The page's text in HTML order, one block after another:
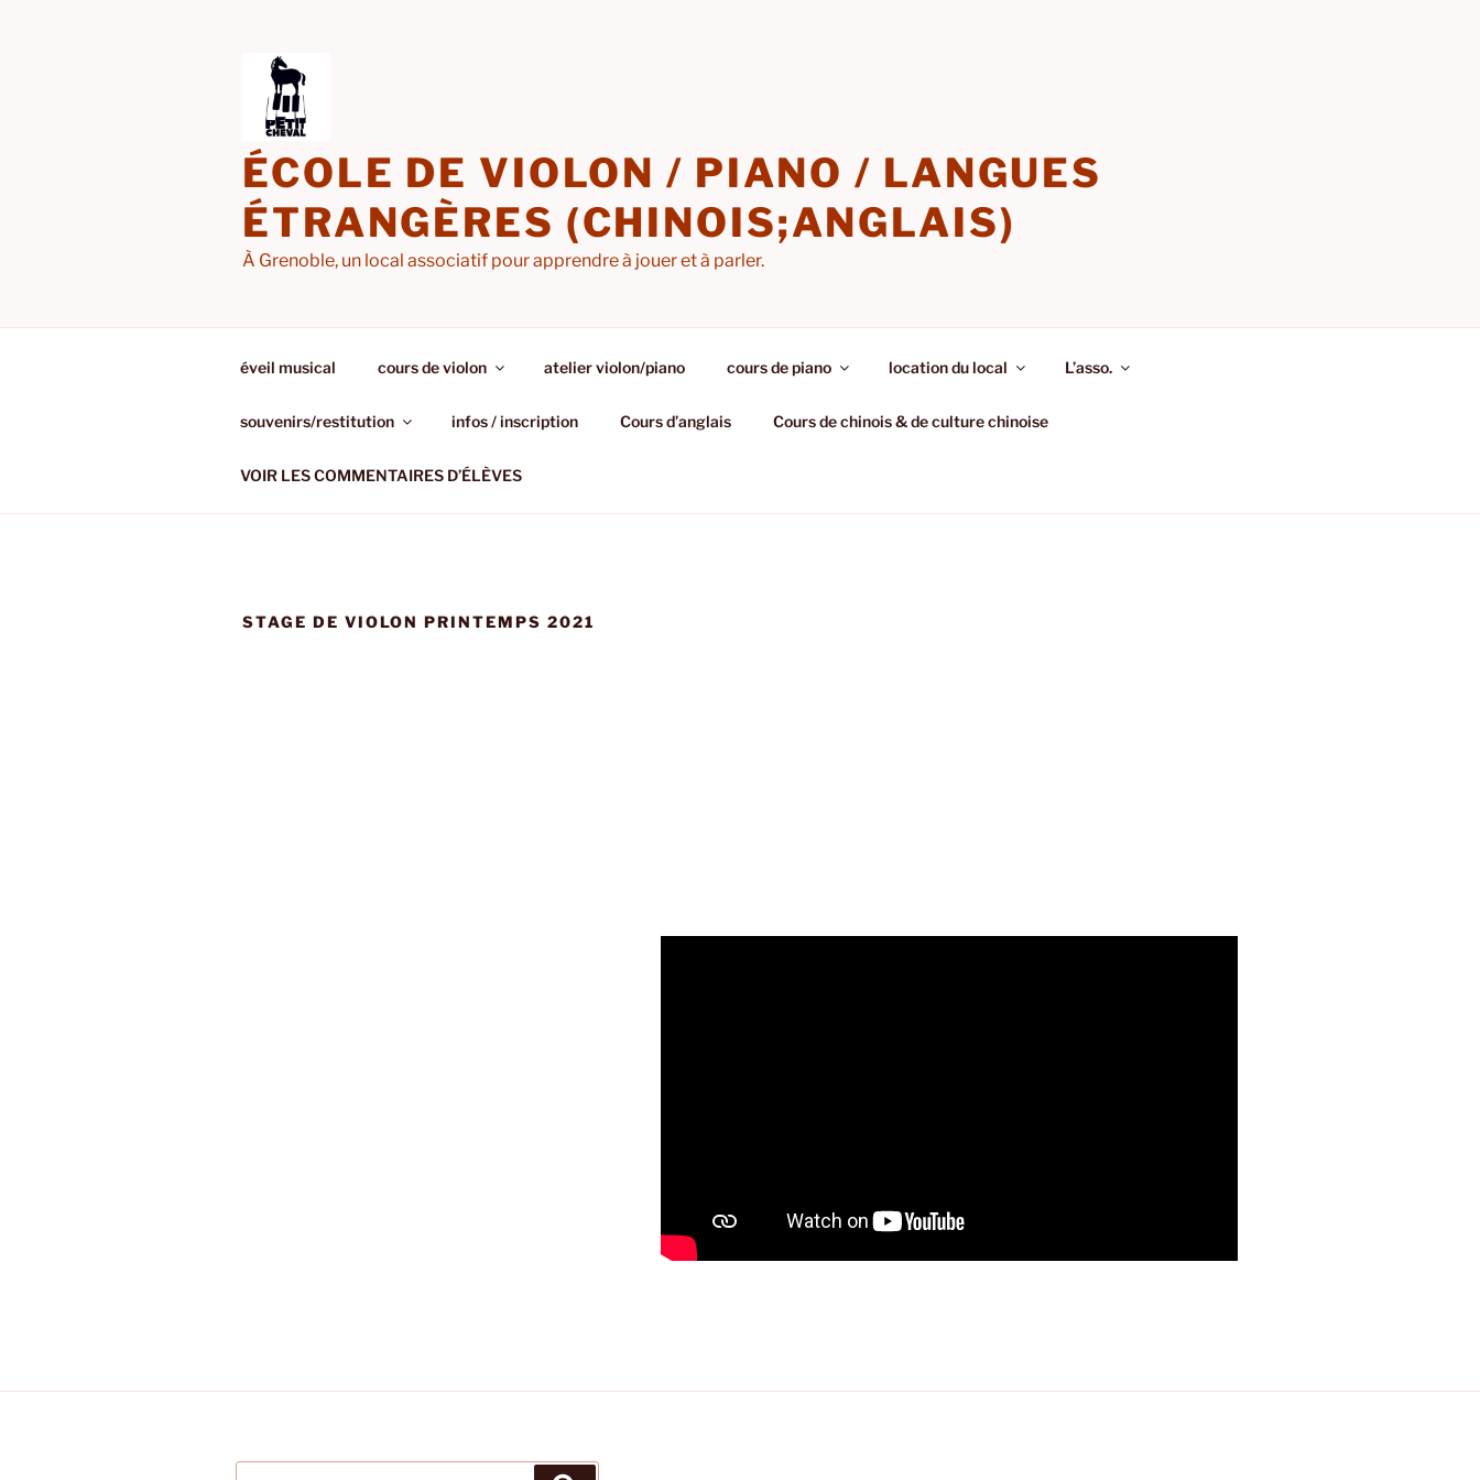
ÉCOLE DE VIOLON / PIANO / LANGUES
ÉTRANGÈRES (CHINOIS;ANGLAIS)
À Grenoble, un local associatif pour apprendre à jouer et à parler.
éveil musical cours de violon atelier violon/piano cours de piano location du local L’asso.
souvenirs/restitution infos / inscription Cours d’anglais Cours de chinois & de culture chinoise
VOIR LES COMMENTAIRES D’ÉLÈVES
STAGE DE VIOLON PRINTEMPS 2021